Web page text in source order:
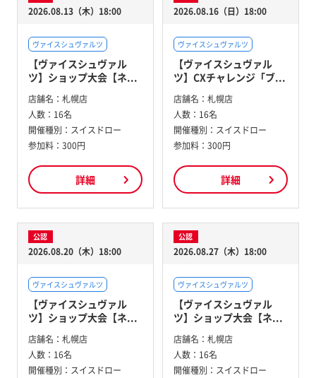
2026.08.13（木）18:00
ヴァイスシュヴァルツ
【ヴァイスシュヴァル
ツ】ショップ大会【ネ...
店舗名： 札幌店
人数： 16名
開催種別： スイスドロー
参加料： 300円
詳細
2026.08.16（日）18:00
ヴァイスシュヴァルツ
【ヴァイスシュヴァル
ツ】CXチャレンジ「ブ...
店舗名： 札幌店
人数： 16名
開催種別： スイスドロー
参加料： 300円
詳細
公認
2026.08.20（木）18:00
ヴァイスシュヴァルツ
【ヴァイスシュヴァル
ツ】ショップ大会【ネ...
店舗名： 札幌店
人数： 16名
開催種別： スイスドロー
公認
2026.08.27（木）18:00
ヴァイスシュヴァルツ
【ヴァイスシュヴァル
ツ】ショップ大会【ネ...
店舗名： 札幌店
人数： 16名
開催種別： スイスドロー